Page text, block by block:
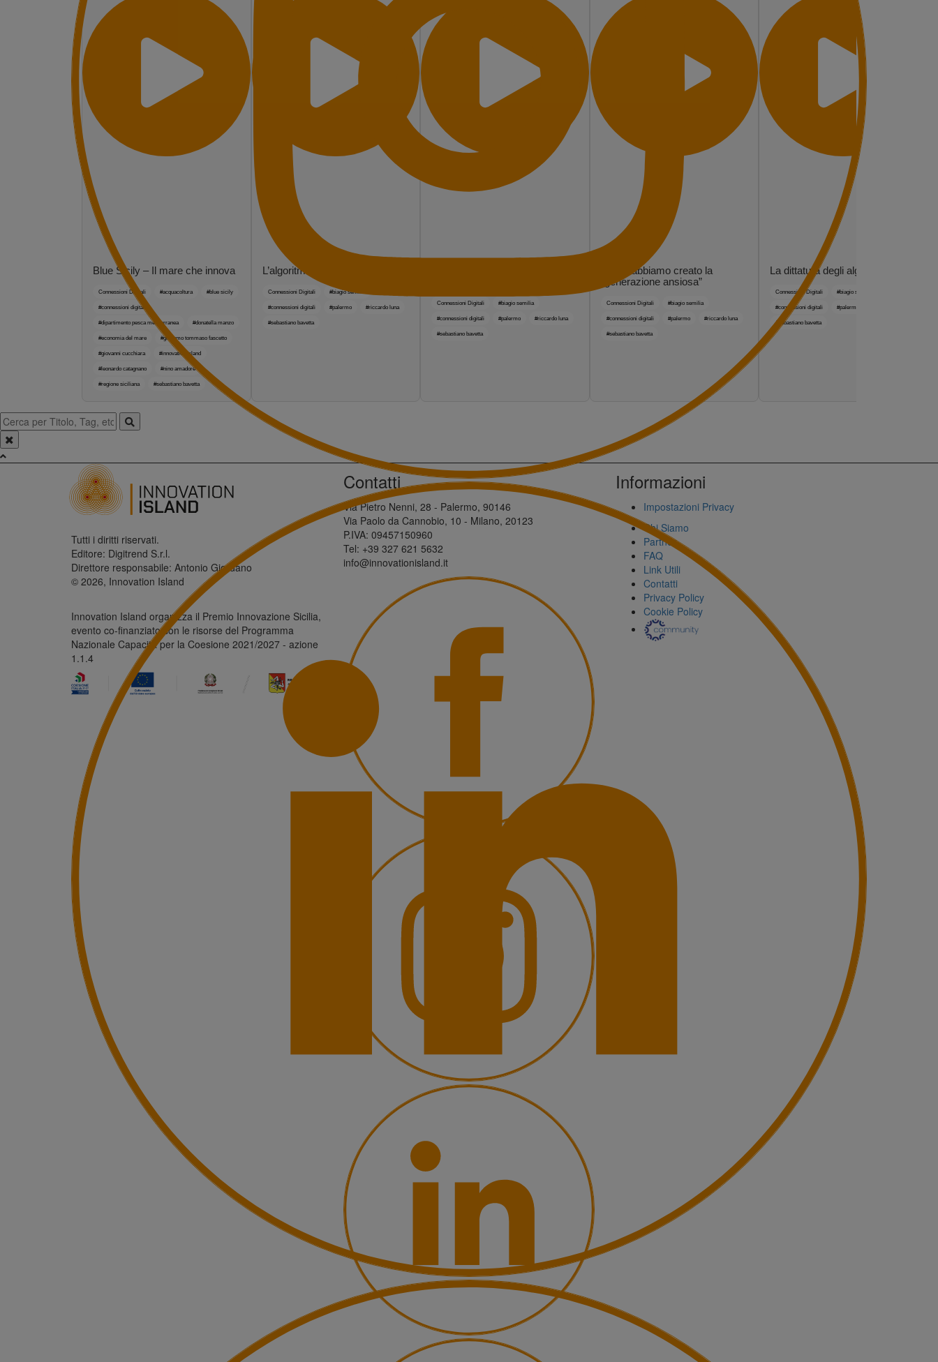
Blue Sicily – Il mare che innova
Connessioni Digitali #acquacoltura #blue sicily
#connessioni digitali
#dipartimento pesca mediterranea #donatella manzo
#economia del mare #giacomo tommaso fascetto
#giovanni cucchiara #innovation island
#leonardo catagnano #nino amadore
#regione siciliana #sebastiano bavetta
L’algoritmo non è un destino
Connessioni Digitali #biagio semilia
#connessioni digitali #palermo #riccardo luna
#sebastiano bavetta
Connessioni Digitali #biagio semilia
#connessioni digitali #palermo #riccardo luna
#sebastiano bavetta
Come abbiamo creato la
“generazione ansiosa”
Connessioni Digitali #biagio semilia
#connessioni digitali #palermo #riccardo luna
#sebastiano bavetta
La dittatura degli algoritmi
Connessioni Digitali #biagio semilia
#connessioni digitali #palermo
#sebastiano bavetta
Tutti i diritti riservati.
Editore: Digitrend S.r.l.
Direttore responsabile: Antonio Giordano
© 2026, Innovation Island
Innovation Island organizza il Premio Innovazione Sicilia,
evento co-finanziato con le risorse del Programma
Nazionale Capacità per la Coesione 2021/2027 - azione
1.1.4
Contatti
Via Pietro Nenni, 28 - Palermo, 90146
Via Paolo da Cannobio, 10 - Milano, 20123
P.IVA: 09457150960
Tel: +39 327 621 5632
info@innovationisland.it
Informazioni
Impostazioni Privacy
Chi Siamo
Partner
FAQ
Link Utili
Contatti
Privacy Policy
Cookie Policy